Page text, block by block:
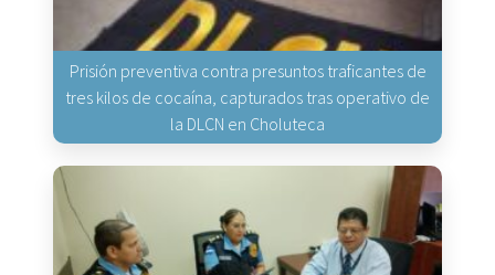
Prisión preventiva contra presuntos traficantes de
tres kilos de cocaína, capturados tras operativo de
la DLCN en Choluteca